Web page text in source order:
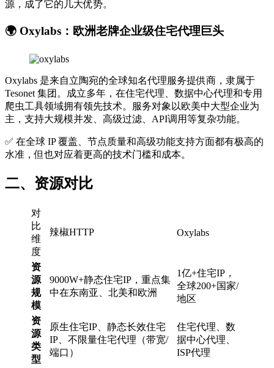
源，成了它的几大优势。
🌍 Oxylabs：欧洲老牌企业级住宅代理巨头
Oxylabs 是来自立陶宛的全球知名代理服务提供商，隶属于
Tesonet 集团。成立多年，在住宅代理、数据中心代理和专用
爬虫工具领域拥有领先技术。服务对象以欧美中大型企业为
主，支持大规模并发、高级过滤、API调用等复杂功能。
✅ 在全球 IP 覆盖、节点质量和高级功能支持方面都有极高的
水准，但也对应着更高的技术门槛和成本。
二、资源对比
对
比
维
度
辣椒HTTP Oxylabs
资
源
规
模
9000W+静态住宅IP，重点集
中在东南亚、北美和欧洲
1亿+住宅IP，
全球200+国家/
地区
资
源
类
型
原生住宅IP、静态长效住宅
IP、不限量住宅代理（带宽/
端口）
住宅代理、数
据中心代理、
ISP代理